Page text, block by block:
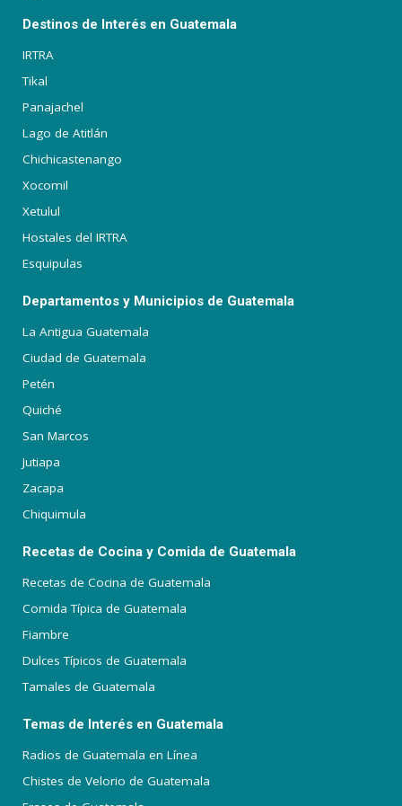
Destinos de Interés en Guatemala
IRTRA
Tikal
Panajachel
Lago de Atitlán
Chichicastenango
Xocomil
Xetulul
Hostales del IRTRA
Esquipulas
Departamentos y Municipios de Guatemala
La Antigua Guatemala
Ciudad de Guatemala
Petén
Quiché
San Marcos
Jutiapa
Zacapa
Chiquimula
Recetas de Cocina y Comida de Guatemala
Recetas de Cocina de Guatemala
Comida Típica de Guatemala
Fiambre
Dulces Típicos de Guatemala
Tamales de Guatemala
Temas de Interés en Guatemala
Radios de Guatemala en Línea
Chistes de Velorio de Guatemala